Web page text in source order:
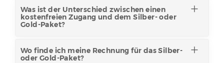
Was ist der Unterschied zwischen einen
kostenfreien Zugang und dem Silber- oder
Gold-Paket?
Wo finde ich meine Rechnung für das Silber-
oder Gold-Paket?